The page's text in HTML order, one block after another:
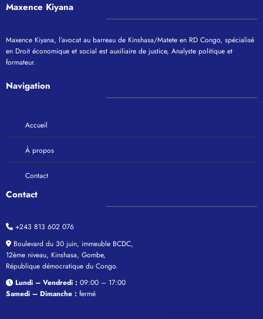
Maxence Kiyana
Maxence Kiyana, l’avocat au barreau de Kinshasa/Matete en RD Congo, spécialisé
en Droit économique et social est auxiliaire de justice, Analyste politique et
formateur.
Navigation
Accueil
À propos
Contact
Contact
+243 813 602 076
Boulevard du 30 juin, immeuble BCDC,
12ème niveau, Kinshasa, Gombe,
République démocratique du Congo.
Lundi – Vendredi : 09:00 – 17:00
Samedi – Dimanche : fermé